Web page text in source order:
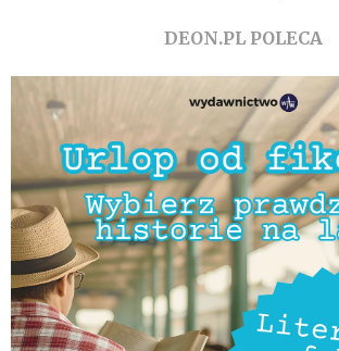
DEON.PL POLECA